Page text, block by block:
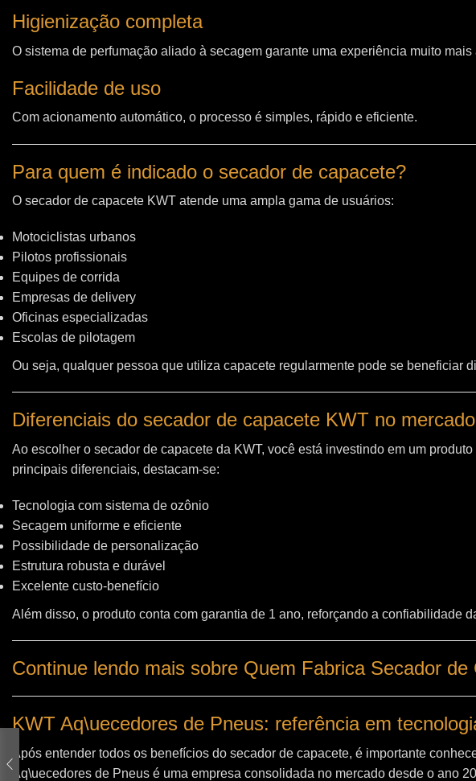
Higienização completa
O sistema de perfumação aliado à secagem garante uma experiência muito mais
Facilidade de uso
Com acionamento automático, o processo é simples, rápido e eficiente.
Para quem é indicado o secador de capacete?
O secador de capacete KWT atende uma ampla gama de usuários:
Motociclistas urbanos
Pilotos profissionais
Equipes de corrida
Empresas de delivery
Oficinas especializadas
Escolas de pilotagem
Ou seja, qualquer pessoa que utiliza capacete regularmente pode se beneficiar
Diferenciais do secador de capacete KWT no mercado
Ao escolher o secador de capacete da KWT, você está investindo em um
principais diferenciais, destacam-se:
Tecnologia com sistema de ozônio
Secagem uniforme e eficiente
Possibilidade de personalização
Estrutura robusta e durável
Excelente custo-benefício
Além disso, o produto conta com garantia de 1 ano, reforçando a confiabilidade
Continue lendo mais sobre Quem Fabrica Secador de
KWT Aq\uecedores de Pneus: referência em
Após entender todos os benefícios do secador de capacete, é importante
Aq\uecedores de Pneus é uma empresa consolidada no mercado desde o ano